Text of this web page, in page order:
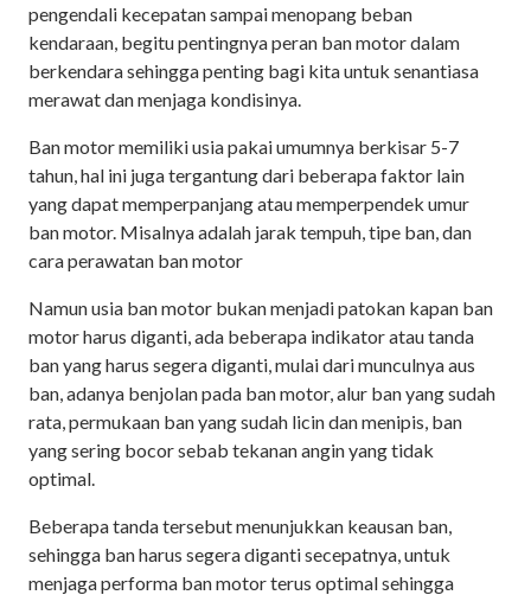
pengendali kecepatan sampai menopang beban
kendaraan, begitu pentingnya peran ban motor dalam
berkendara sehingga penting bagi kita untuk senantiasa
merawat dan menjaga kondisinya.
Ban motor memiliki usia pakai umumnya berkisar 5-7
tahun, hal ini juga tergantung dari beberapa faktor lain
yang dapat memperpanjang atau memperpendek umur
ban motor. Misalnya adalah jarak tempuh, tipe ban, dan
cara perawatan ban motor
Namun usia ban motor bukan menjadi patokan kapan ban
motor harus diganti, ada beberapa indikator atau tanda
ban yang harus segera diganti, mulai dari munculnya aus
ban, adanya benjolan pada ban motor, alur ban yang sudah
rata, permukaan ban yang sudah licin dan menipis, ban
yang sering bocor sebab tekanan angin yang tidak
optimal.
Beberapa tanda tersebut menunjukkan keausan ban,
sehingga ban harus segera diganti secepatnya, untuk
menjaga performa ban motor terus optimal sehingga